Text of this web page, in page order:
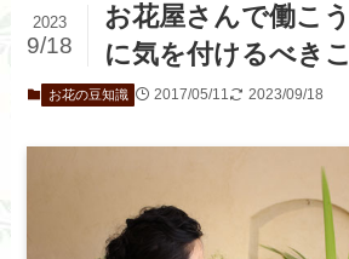
お花屋さんで働こ
に気を付けるべき
2023
9/18
お花の豆知識 2017/05/11 2023/09/18